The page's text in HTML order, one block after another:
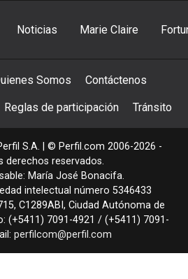
Noticias Marie Claire
Somos Contáctenos
Reglas de participación Tránsito
S.A. | © Perfil.com 2006-2026 -
derechos reservados.
María José Bonacifa.
intelectual número 5346433
, C1289ABI , Ciudad Autónoma de
(+5411) 7091-4921 / (+5411) 7091-
perfilcom@perfil.com